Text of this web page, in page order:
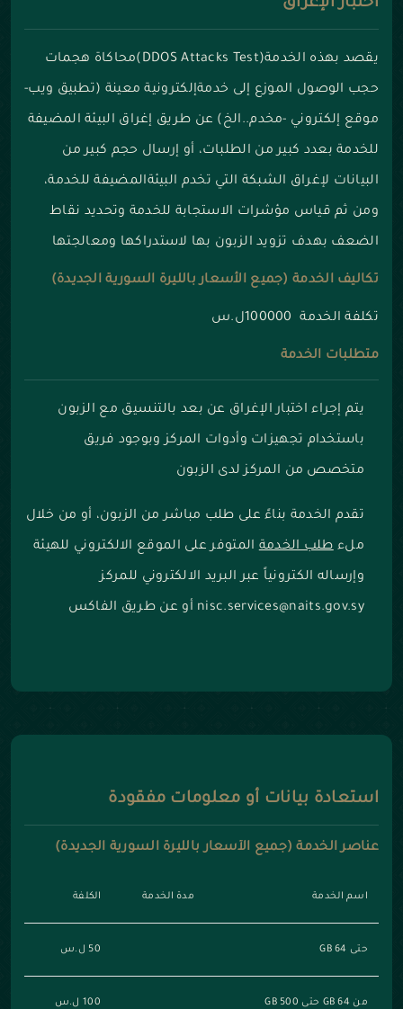
اختبار الإغراق
يقصد بهذه الخدمة(DDOS Attacks Test)محاكاة هجمات
حجب الوصول الموزع إلى خدمةإلكترونية معينة (تطبيق ويب-
موقع إلكتروني -مخدم..الخ) عن طريق إغراق البيئة المضيفة
للخدمة بعدد كبير من الطلبات، أو إرسال حجم كبير من
البيانات لإغراق الشبكة التي تخدم البيئةالمضيفة للخدمة،
ومن ثم قياس مؤشرات الاستجابة للخدمة وتحديد نقاط
الضعف بهدف تزويد الزبون بها لاستدراكها ومعالجتها
تكاليف الخدمة (جميع الأسعار بالليرة السورية الجديدة)
تكلفة الخدمة 100000ل.س
متطلبات الخدمة
يتم إجراء اختبار الإغراق عن بعد بالتنسيق مع الزبون
باستخدام تجهيزات وأدوات المركز وبوجود فريق
متخصص من المركز لدى الزبون
تقدم الخدمة بناءً على طلب مباشر من الزبون، أو من خلال
ملءطلب الخدمةالمتوفر على الموقع الالكتروني للهيئة
وإرساله الكترونياً عبر البريد الالكتروني للمركز
nisc.services@naits.gov.sy أو عن طريق الفاكس
استعادة بيانات أو معلومات مفقودة
عناصر الخدمة (جميع الأسعار بالليرة السورية الجديدة)
اسم الخدمة مدة الخدمة الكلفة
حتى 64 GB 50 ل.س
من 64 GB حتى 500 GB 100 ل.س